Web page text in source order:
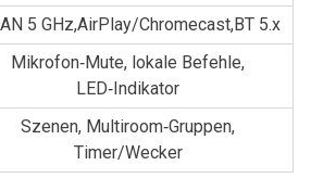
5 GHz,AirPlay/Chromecast,BT 5.x
Mikrofon‑Mute, lokale Befehle,
⁣LED‑Indikator
Szenen,⁤ Multiroom‑Gruppen,
⁤Timer/Wecker